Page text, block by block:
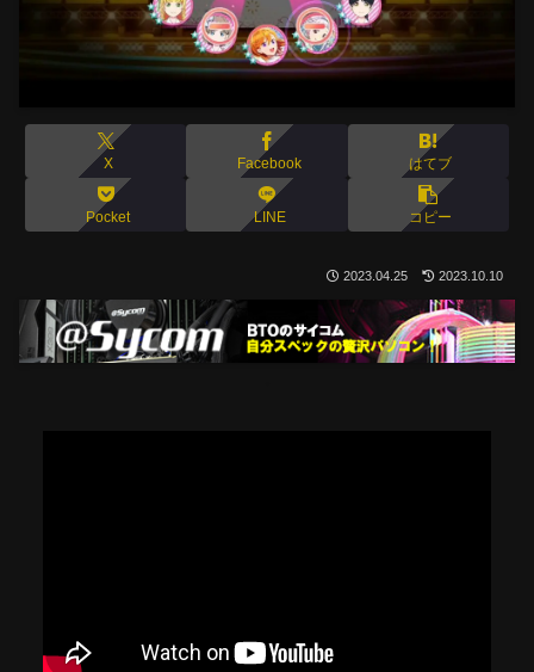
X Facebook はてブ
Pocket LINE コピー
2023.04.25 2023.10.10